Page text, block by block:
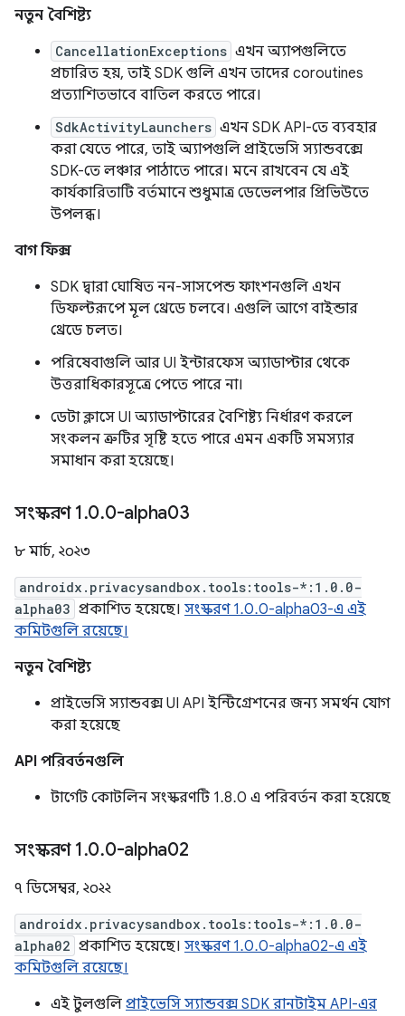
নতুন বৈশিষ্ট্য
CancellationExceptions এখন অ্যাপগুলিতে
প্রচারিত হয়, তাই SDK গুলি এখন তাদের coroutines
প্রত্যাশিতভাবে বাতিল করতে পারে।
SdkActivityLaunchers এখন SDK API-তে ব্যবহার
করা যেতে পারে, তাই অ্যাপগুলি প্রাইভেসি স্যান্ডবক্সে
SDK-তে লঞ্চার পাঠাতে পারে। মনে রাখবেন যে এই
কার্যকারিতাটি বর্তমানে শুধুমাত্র ডেভেলপার প্রিভিউতে
উপলব্ধ।
বাগ ফিক্স
SDK দ্বারা ঘোষিত নন-সাসপেন্ড ফাংশনগুলি এখন
ডিফল্টরূপে মূল থ্রেডে চলবে। এগুলি আগে বাইন্ডার
থ্রেডে চলত।
পরিষেবাগুলি আর UI ইন্টারফেস অ্যাডাপ্টার থেকে
উত্তরাধিকারসূত্রে পেতে পারে না।
ডেটা ক্লাসে UI অ্যাডাপ্টারের বৈশিষ্ট্য নির্ধারণ করলে
সংকলন ত্রুটির সৃষ্টি হতে পারে এমন একটি সমস্যার
সমাধান করা হয়েছে।
সংস্করণ 1.0.0-alpha03
৮ মার্চ, ২০২৩
androidx.privacysandbox.tools:tools-*:1.0.0-
alpha03 প্রকাশিত হয়েছে। সংস্করণ 1.0.0-alpha03-এ এই
কমিটগুলি রয়েছে।
নতুন বৈশিষ্ট্য
প্রাইভেসি স্যান্ডবক্স UI API ইন্টিগ্রেশনের জন্য সমর্থন যোগ
করা হয়েছে
API পরিবর্তনগুলি
টার্গেট কোটলিন সংস্করণটি 1.8.0 এ পরিবর্তন করা হয়েছে
সংস্করণ 1.0.0-alpha02
৭ ডিসেম্বর, ২০২২
androidx.privacysandbox.tools:tools-*:1.0.0-
alpha02 প্রকাশিত হয়েছে। সংস্করণ 1.0.0-alpha02-এ এই
কমিটগুলি রয়েছে।
এই টুলগুলি প্রাইভেসি স্যান্ডবক্স SDK রানটাইম API-এর